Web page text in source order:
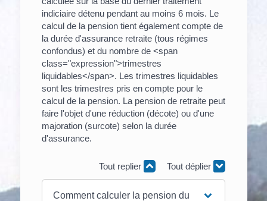
indiciaire détenu pendant au moins 6 mois. Le
calcul de la pension tient également compte de
la durée d'assurance retraite (tous régimes
confondus) et du nombre de <span
class="expression">trimestres
liquidables</span>. Les trimestres liquidables
sont les trimestres pris en compte pour le
calcul de la pension. La pension de retraite peut
faire l'objet d'une réduction (décote) ou d'une
majoration (surcote) selon la durée
d'assurance.
Tout replier Tout déplier
Comment calculer la pension du